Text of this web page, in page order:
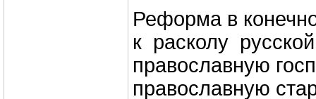
Реформа в
к расколу
православную
православную